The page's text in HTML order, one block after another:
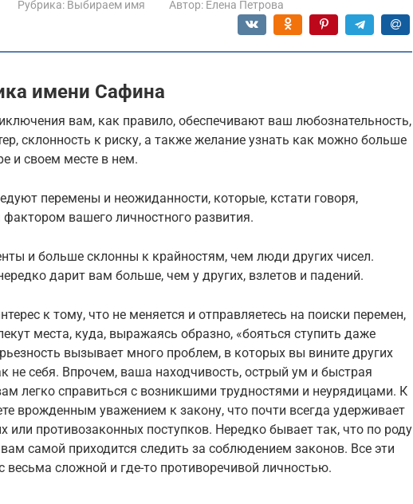
Рубрика: Выбираем имя Автор: Елена Петрова
имени Сафина
вам, как правило, обеспечивают ваш любознательность,
склонность к риску, а также желание узнать как можно больше
и своем месте в нем.
перемены и неожиданности, которые, кстати говоря,
вашего личностного развития.
и больше склонны к крайностям, чем люди других чисел.
дарит вам больше, чем у других, взлетов и падений.
к тому, что не меняется и отправляетесь на поиски перемен,
места, куда, выражаясь образно, «бояться ступить даже
вызывает много проблем, в которых вы вините других
не себя. Впрочем, ваша находчивость, острый ум и быстрая
легко справиться с возникшими трудностями и неурядицами. К
врожденным уважением к закону, что почти всегда удерживает
или противозаконных поступков. Нередко бывает так, что по роду
самой приходится следить за соблюдением законов. Все эти
сложной и где-то противоречивой личностью.